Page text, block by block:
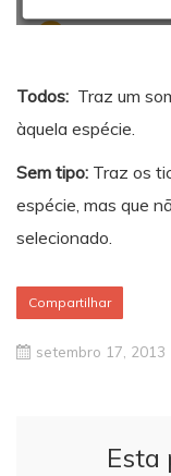
Todos: Traz um
àquela espécie.
Sem tipo: Traz os
espécie, mas que
selecionado.
Compartilhar
setembro 17, 2013
Esta